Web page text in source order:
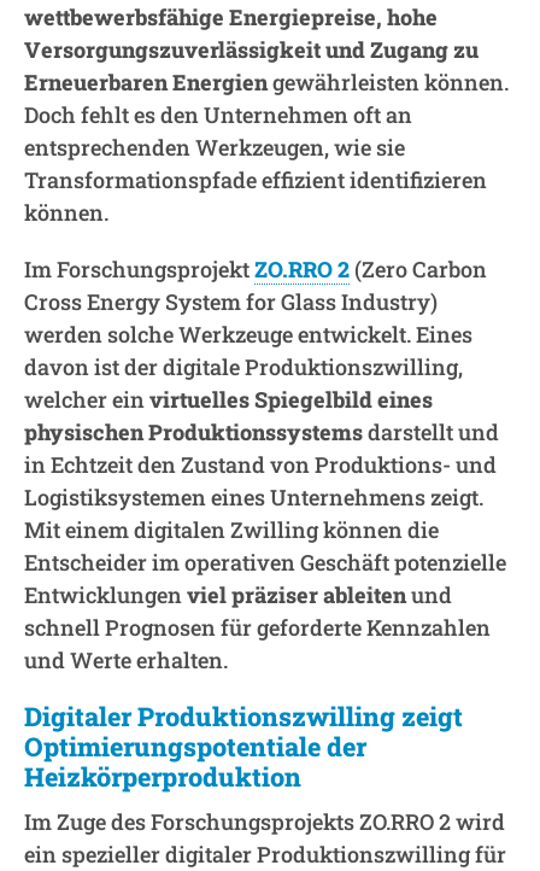
wettbewerbsfähige Energiepreise, hohe
Versorgungszuverlässigkeit und Zugang zu
Erneuerbaren Energiengewährleisten können.
Doch fehlt es den Unternehmen oft an
entsprechenden Werkzeugen, wie sie
Transformationspfade effizient identifizieren
können.
Im ForschungsprojektZO.RRO 2 (Zero Carbon
Cross Energy System for Glass Industry)
werden solche Werkzeuge entwickelt. Eines
davon ist der digitale Produktionszwilling,
welcher ein virtuelles Spiegelbild eines
physischen Produktionssystemsdarstellt und
in Echtzeit den Zustand von Produktions- und
Logistiksystemen eines Unternehmens zeigt.
Mit einem digitalen Zwilling können die
Entscheider im operativen Geschäft potenzielle
Entwicklungen viel präziser ableitenund
schnell Prognosen für geforderte Kennzahlen
und Werte erhalten.
Digitaler Produktionszwilling zeigt
Optimierungspotentiale der
Heizkörperproduktion
Im Zuge des Forschungsprojekts ZO.RRO 2 wird
ein spezieller digitaler Produktionszwilling für